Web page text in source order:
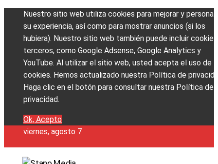
Nuestro sitio web utiliza cookies para mejorar y
su experiencia, así como para mostrar anuncios (si los
hubiera). Nuestro sitio web también puede incluir
terceros, como Google Adsense, Google Analytics y
YouTube. Al utilizar el sitio web, usted acepta el uso de
cookies. Hemos actualizado nuestra Política de
Haga clic en el botón para consultar nuestra Política de
privacidad.
Ok, Acepto
viernes, agosto 7